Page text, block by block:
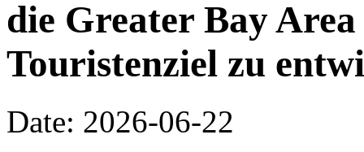
die Greater Bay
Touristenziel zu
Date: 2026-06-22